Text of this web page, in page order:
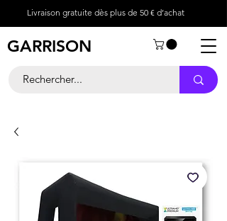
Livraison gratuite dès plus de 50 € d’achat
GARRISON